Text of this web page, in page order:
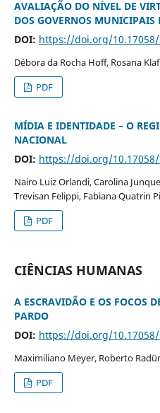
AVALIAÇÃO DO NÍVEL DE
DOS GOVERNOS
DOI: https://doi.org/
Débora da Rocha Hoff, Rosana
PDF
MÍDIA E IDENTIDADE – O
NACIONAL
DOI: https://doi.org/
Nairo Luiz Orlandi, Carolina
Trevisan Felippi, Fabiana Quatrin
PDF
CIÊNCIAS HUMANAS
A ESCRAVIDÃO E OS FOCOS
PARDO
DOI: https://doi.org/
Maximiliano Meyer, Roberto
PDF